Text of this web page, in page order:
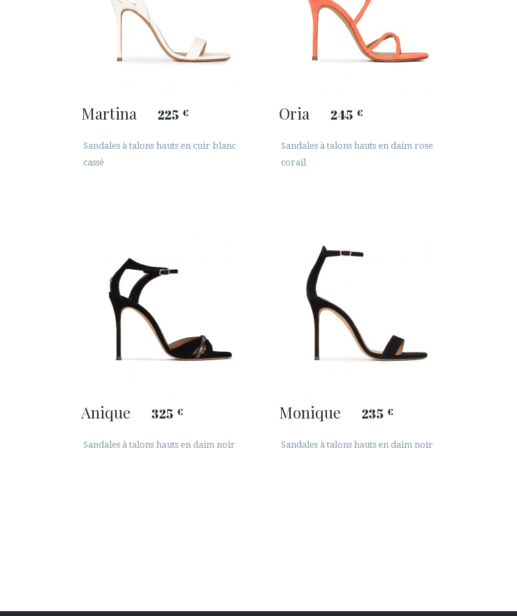
Martina 225 €
Sandales à talons hauts en cuir blanc
cassé
Oria 245 €
Sandales à talons hauts en daim rose
corail
Anique 325 €
Sandales à talons hauts en daim noir
Monique 235 €
Sandales à talons hauts en daim noir